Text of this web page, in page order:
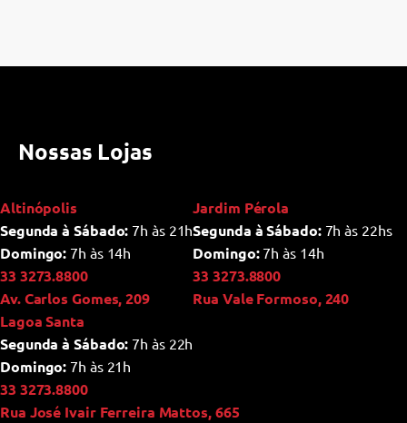
Nossas Lojas
Altinópolis
Segunda à Sábado: 7h às 21h
Domingo: 7h às 14h
33 3273.8800
Av. Carlos Gomes, 209
Jardim Pérola
Segunda à Sábado:7h às 22hs
Domingo:7h às 14h
33 3273.8800
Rua Vale Formoso, 240
Lagoa Santa
Segunda à Sábado: 7h às 22h
Domingo: 7h às 21h
33 3273.8800
Rua José Ivair Ferreira Mattos, 665